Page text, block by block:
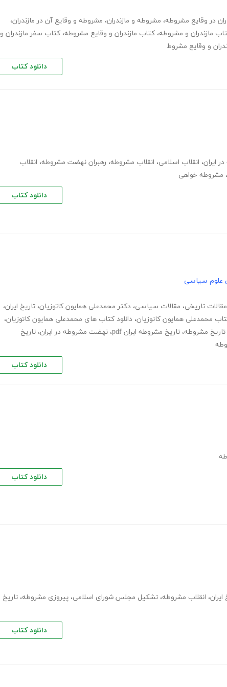
در وقایع مشروطه، مشروطه و مازندران، مشروطه و وقایع آن در مازندران،
مازندران و مشروطه، کتاب مازندران و وقایع مشروطه، کتاب سفر مازندران و
و وقایع مشروط
دانلود کتاب
ایران، انقلاب اسلامی، انقلاب مشروطه، رهبران نهضت مشروطه، انقلاب
، مشروطه خواهی
دانلود کتاب
علوم سیاسی
تاریخی، مقالات سیاسی، دکتر محمدعلی همایون کاتوزیان، تاریخ ایران،
محمدعلی همایون کاتوزیان، دانلود کتاب های محمدعلی همایون کاتوزیان،
تاریخ مشروطه، تاریخ مشروطه ایران pdf ، نهضت مشروطه در ایران، تاریخ
دانلود کتاب
دانلود کتاب
ایران، انقلاب مشروطه، تشکیل مجلس شورای اسلامی، پیروزی مشروطه، تاریخ
دانلود کتاب